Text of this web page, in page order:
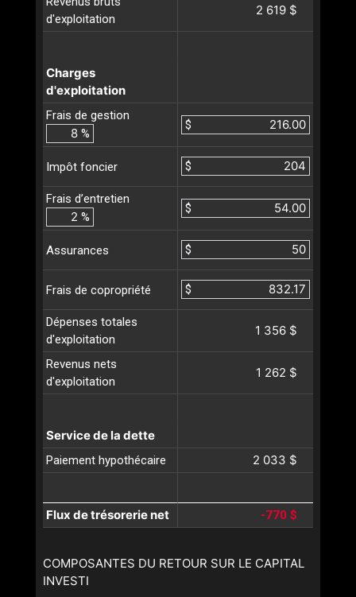
d'exploitation
2 619 $
Charges
d'exploitation
Frais de gestion
%
$
Impôt foncier $
Frais d’entretien
%
$
Assurances $
Frais de copropriété $
Dépenses totales
d'exploitation
1 356 $
Revenus nets
d'exploitation
1 262 $
Service de la dette
Paiement hypothécaire 2 033 $
Flux de trésorerie net -770 $
COMPOSANTES DU RETOUR SUR LE CAPITAL
INVESTI